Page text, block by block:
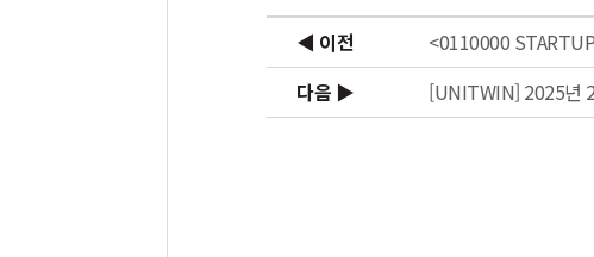
◀ 이전
<0110000
다음 ▶
[UNITWIN] 2025년